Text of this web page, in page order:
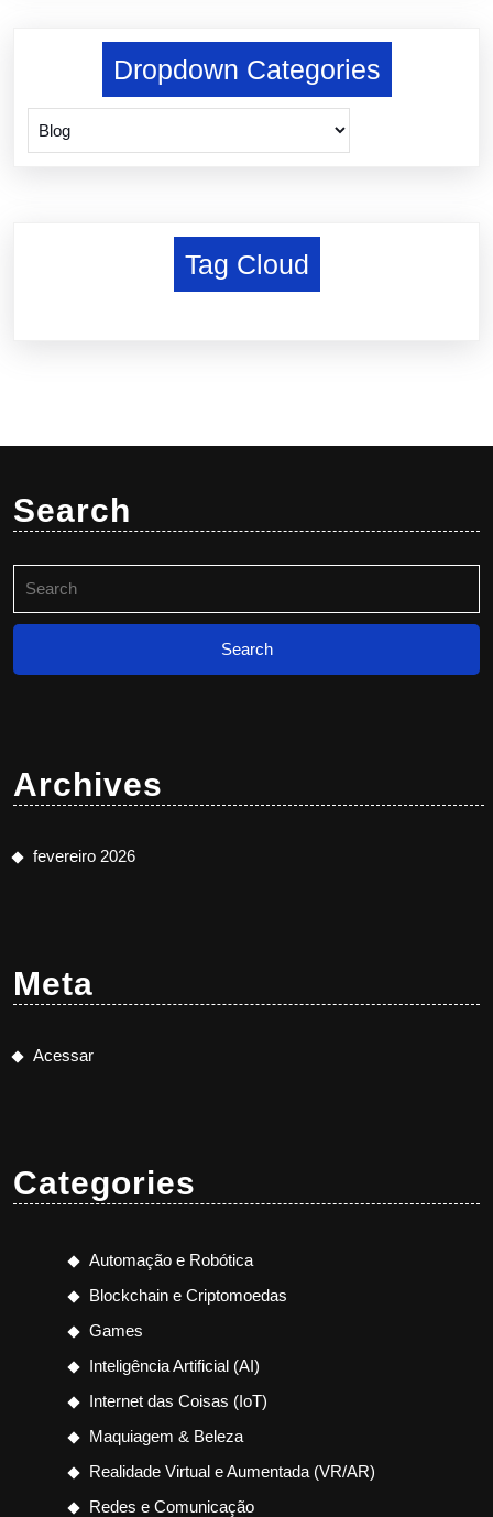
Dropdown Categories
Tag Cloud
Search
for:
Archives
fevereiro 2026
Meta
Acessar
Categories
Automação e Robótica
Blockchain e Criptomoedas
Games
Inteligência Artificial (AI)
Internet das Coisas (IoT)
Maquiagem & Beleza
Realidade Virtual e Aumentada (VR/AR)
Redes e Comunicação